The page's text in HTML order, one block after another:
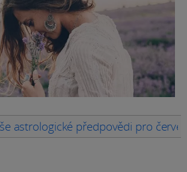
astrologické předpovědi pro